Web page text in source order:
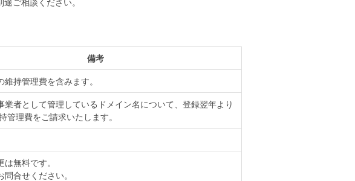
ご相談ください。
備考
維持管理費を含みます。
業者として管理しているドメイン名について、登録翌年より
管理費をご請求いたします。
無料です。
問合せください。